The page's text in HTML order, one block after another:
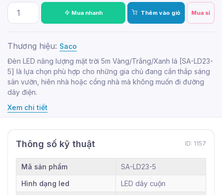
Mua nhanh Thêm vào giỏ Mua sỉ
Thương hiệu: Saco
Đèn LED năng lượng mặt trời 5m Vàng/Trắng/Xanh lá [SA-LD23-
5] là lựa chọn phù hợp cho những gia chủ đang cần thắp sáng
sân vườn, hiên nhà hoặc cổng nhà mà không muốn đi đường
dây điện.
Xem chi tiết
Thông số kỹ thuật ID: 1157
Mã sản phẩm
SA-LD23-5
Hình dạng led
LED dây cuộn